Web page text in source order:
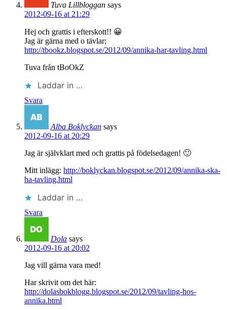
Tuva Lillbloggan says
2012-09-16 at 21:29
Hej och grattis i efterskott!! 😀
Jag är gärna med o tävlar;
http://tbookz.blogspot.se/2012/09/annika-har-tavling.html
Tuva från tBoOkZ
Laddar in …
Svara
Alba Boklyckan says
2012-09-16 at 20:29
Jag är självklart med och grattis på födelsedagen! 🙂
Mitt inlägg: http://boklyckan.blogspot.se/2012/09/annika-ska-
ha-tavling.html
Laddar in …
Svara
Dola says
2012-09-16 at 20:02
Jag vill gärna vara med!
Har skrivit om det här:
http://dolasbokblogg.blogspot.se/2012/09/tavling-hos-
annika.html